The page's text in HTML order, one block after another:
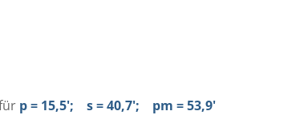
p = 15,5′; s = 40,7′; pm = 53,9′